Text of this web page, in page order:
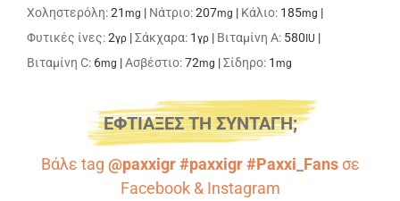
Χοληστερόλη:21 mg | Νάτριο:207mg | Κάλιο: 185mg |
Φυτικές ίνες:2γρ |Σάκχαρα: 1 γρ | Βιταμίνη A: 580 IU |
Βιταμίνη C: 6mg |Ασβέστιο:72mg |Σίδηρο: 1 mg
ΕΦΤΙΑΞΕΣ ΤΗ ΣΥΝΤΑΓΗ;
Βάλε tag @paxxigr #paxxigr #Paxxi_Fansσε
Facebook& Instagram